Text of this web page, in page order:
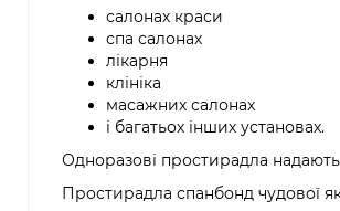
салонах краси
спа салонах
лікарня
клініка
масажних салонах
і багатьох інших установах.
Одноразові простирадла надають
Простирадла спанбонд чудової